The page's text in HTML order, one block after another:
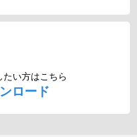
い方はこちら
ロード